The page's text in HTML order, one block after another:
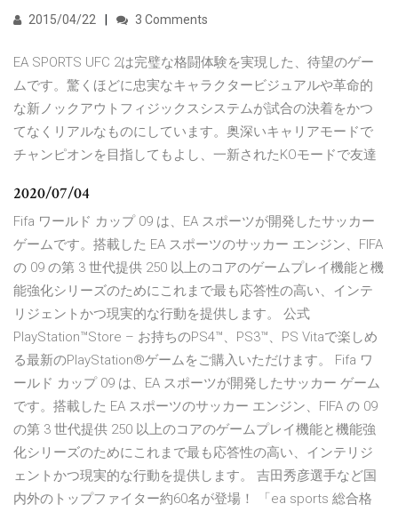
2015/04/22 3 Comments
EA SPORTS UFC 2は完璧な格闘体験を実現した、待望のゲー
ムです。驚くほどに忠実なキャラクタービジュアルや革命的
な新ノックアウトフィジックスシステムが試合の決着をかつ
てなくリアルなものにしています。奥深いキャリアモードで
チャンピオンを目指してもよし、一新されたKOモードで友達
2020/07/04
Fifa ワールド カップ 09 は、EA スポーツが開発したサッカー
ゲームです。搭載した EA スポーツのサッカー エンジン、FIFA
の 09 の第 3 世代提供 250 以上のコアのゲームプレイ機能と機
能強化シリーズのためにこれまで最も応答性の高い、インテ
リジェントかつ現実的な行動を提供します。 公式
PlayStation™Store – お持ちのPS4™、PS3™、PS Vitaで楽しめ
る最新のPlayStation®ゲームをご購入いただけます。 Fifa ワ
ールド カップ 09 は、EA スポーツが開発したサッカー ゲーム
です。搭載した EA スポーツのサッカー エンジン、FIFA の 09
の第 3 世代提供 250 以上のコアのゲームプレイ機能と機能強
化シリーズのためにこれまで最も応答性の高い、インテリジ
ェントかつ現実的な行動を提供します。 吉田秀彦選手など国
内外のトップファイター約60名が登場！ 「ea sports 総合格